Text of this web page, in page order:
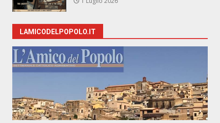
LAMICODELPOPOLO.IT